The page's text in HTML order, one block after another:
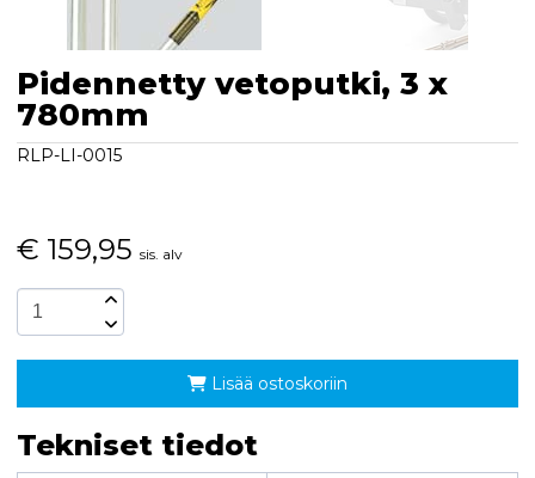
Pidennetty vetoputki, 3 x
780mm
RLP-LI-0015
€ 159,95 sis. alv
Lisää ostoskoriin
Tekniset tiedot